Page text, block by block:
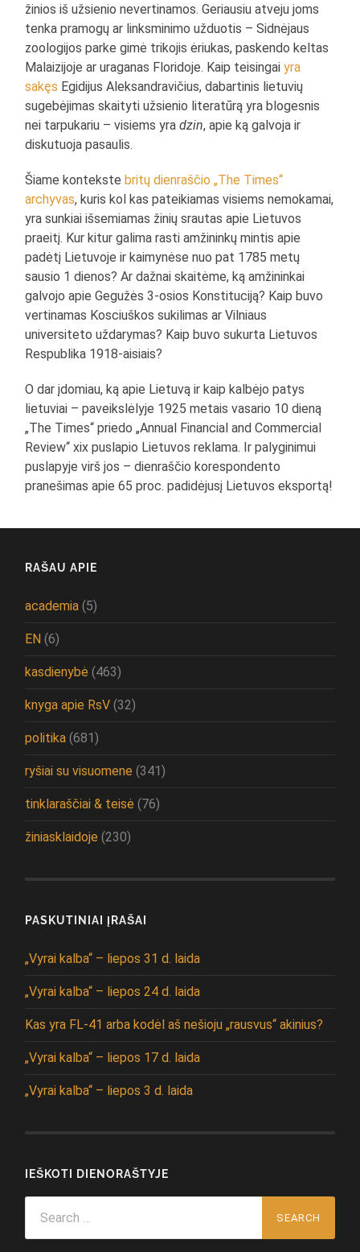
žinios iš užsienio nevertinamos. Geriausiu atveju joms
tenka pramogų ar linksminimo užduotis – Sidnėjaus
zoologijos parke gimė trikojis ėriukas, paskendo keltas
Malaizijoje ar uraganas Floridoje. Kaip teisingaiyra
sakęs Egidijus Aleksandravičius, dabartinis lietuvių
sugebėjimas skaityti užsienio literatūrą yra blogesnis
nei tarpukariu – visiems yradzin, apie ką galvoja ir
diskutuoja pasaulis.
Šiame kontekstebritų dienraščio „The Times“
archyvas, kuris kol kas pateikiamas visiems nemokamai,
yra sunkiai išsemiamas žinių srautas apie Lietuvos
praeitį. Kur kitur galima rasti amžininkų mintis apie
padėtį Lietuvoje ir kaimynėse nuo pat 1785 metų
sausio 1 dienos? Ar dažnai skaitėme, ką amžininkai
galvojo apie Gegužės 3-osios Konstituciją? Kaip buvo
vertinamas Kosciuškos sukilimas ar Vilniaus
universiteto uždarymas? Kaip buvo sukurta Lietuvos
Respublika 1918-aisiais?
O dar įdomiau, ką apie Lietuvą ir kaip kalbėjo patys
lietuviai – paveikslėlyje 1925 metais vasario 10 dieną
„The Times“ priedo „Annual Financial and Commercial
Review“ xix puslapio Lietuvos reklama. Ir palyginimui
puslapyje virš jos – dienraščio korespondento
pranešimas apie 65 proc. padidėjusį Lietuvos eksportą!
RAŠAU APIE
academia (5)
EN (6)
kasdienybė (463)
knyga apie RsV (32)
politika (681)
ryšiai su visuomene (341)
tinklaraščiai & teisė (76)
žiniasklaidoje (230)
PASKUTINIAI ĮRAŠAI
„Vyrai kalba“ – liepos 31 d. laida
„Vyrai kalba“ – liepos 24 d. laida
Kas yra FL-41 arba kodėl aš nešioju „rausvus“ akinius?
„Vyrai kalba“ – liepos 17 d. laida
„Vyrai kalba“ – liepos 3 d. laida
IEŠKOTI DIENORAŠTYJE
for: